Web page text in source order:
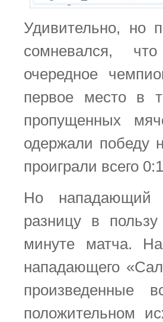
Удивительно, но
сомневался,
очередное
первое место в
пропущенных
одержали победу
проиграли всего
Но нападающий
разницу в
минуте матча.
нападающего
произведенные
положительном